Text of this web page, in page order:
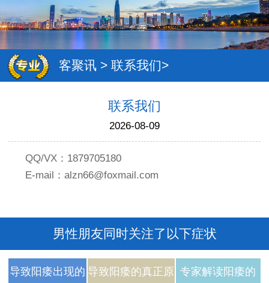
客聚讯 >联系我们>
联系我们
2026-08-09
QQ/VX：1879705180
E-mail： alzn66@foxmail.com
男性朋友同时关注了以下症状
导致阳痿出现的 导致阳痿的真正原 专家解读阳痿的